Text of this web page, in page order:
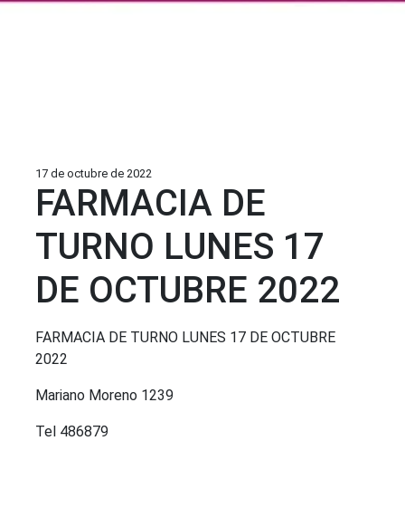
17 de octubre de 2022
FARMACIA DE
TURNO LUNES 17
DE OCTUBRE 2022
FARMACIA DE TURNO LUNES 17 DE OCTUBRE
2022
Mariano Moreno 1239
Tel 486879